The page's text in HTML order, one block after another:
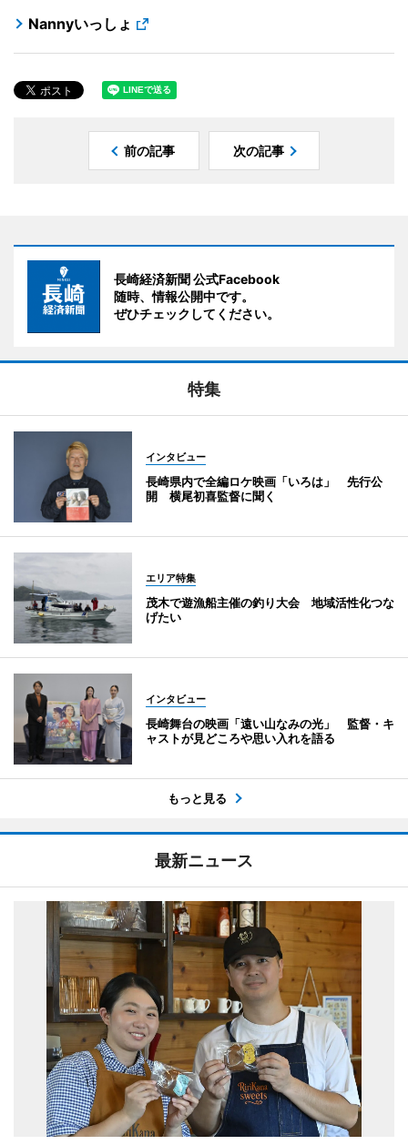
Nannyいっしょ
前の記事 次の記事
長崎経済新聞 公式Facebook
随時、情報公開中です。
ぜひチェックしてください。
特集
インタビュー
長崎県内で全編ロケ映画「いろは」 先行公
開 横尾初喜監督に聞く
エリア特集
茂木で遊漁船主催の釣り大会 地域活性化つな
げたい
インタビュー
長崎舞台の映画「遠い山なみの光」 監督・キ
ャストが見どころや思い入れを語る
もっと見る
最新ニュース